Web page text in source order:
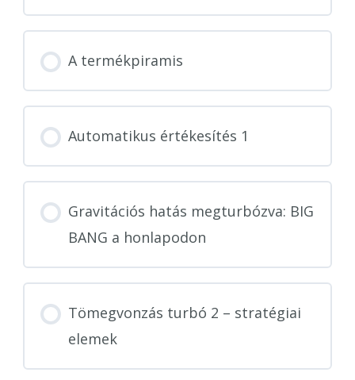
A termékpiramis
Automatikus értékesítés 1
Gravitációs hatás megturbózva: BIG
BANG a honlapodon
Tömegvonzás turbó 2 – stratégiai
elemek